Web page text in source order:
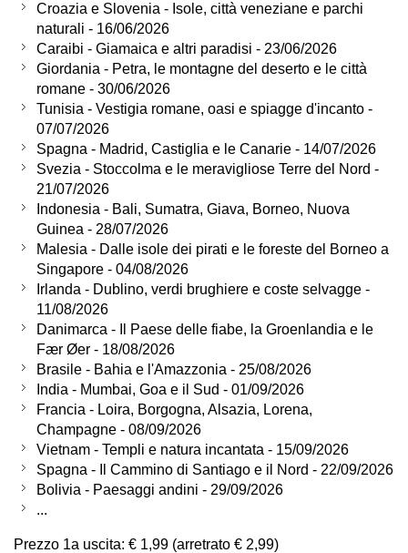
Croazia e Slovenia - Isole, città veneziane e parchi
naturali - 16/06/2026
Caraibi - Giamaica e altri paradisi - 23/06/2026
Giordania - Petra, le montagne del deserto e le città
romane - 30/06/2026
Tunisia - Vestigia romane, oasi e spiagge d'incanto -
07/07/2026
Spagna - Madrid, Castiglia e le Canarie - 14/07/2026
Svezia - Stoccolma e le meravigliose Terre del Nord -
21/07/2026
Indonesia - Bali, Sumatra, Giava, Borneo, Nuova
Guinea - 28/07/2026
Malesia - Dalle isole dei pirati e le foreste del Borneo a
Singapore - 04/08/2026
Irlanda - Dublino, verdi brughiere e coste selvagge -
11/08/2026
Danimarca - Il Paese delle fiabe, la Groenlandia e le
Fær Øer - 18/08/2026
Brasile - Bahia e l'Amazzonia - 25/08/2026
India - Mumbai, Goa e il Sud - 01/09/2026
Francia - Loira, Borgogna, Alsazia, Lorena,
Champagne - 08/09/2026
Vietnam - Templi e natura incantata - 15/09/2026
Spagna - Il Cammino di Santiago e il Nord - 22/09/2026
Bolivia - Paesaggi andini - 29/09/2026
...
Prezzo 1a uscita: € 1,99 (arretrato € 2,99)